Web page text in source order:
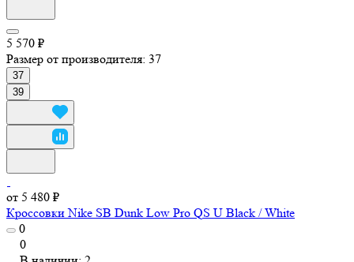
5 570 ₽
Размер от производителя: 37
37
39
от 5 480 ₽
Кроссовки Nike SB Dunk Low Pro QS U Black / White
0
0